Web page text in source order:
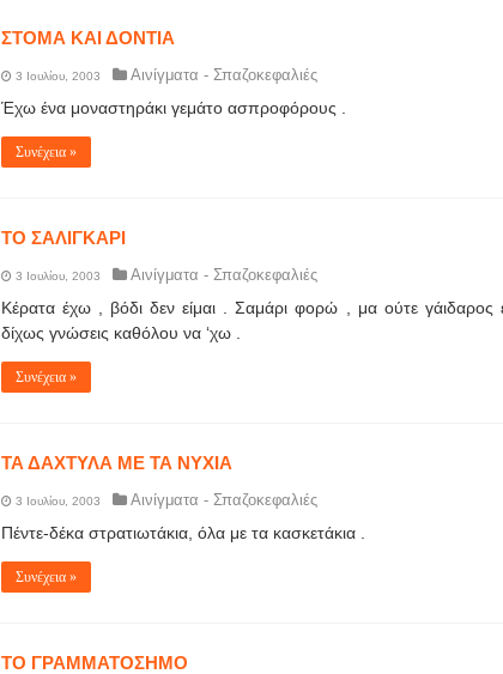
ΣΤΟΜΑ ΚΑΙ ΔΟΝΤΙΑ
3 Ιουλίου, 2003 Αινίγματα - Σπαζοκεφαλιές
Έχω ένα μοναστηράκι γεμάτο ασπροφόρους .
Συνέχεια »
ΤΟ ΣΑΛΙΓΚΑΡΙ
3 Ιουλίου, 2003 Αινίγματα - Σπαζοκεφαλιές
Κέρατα έχω , βόδι δεν είμαι . Σαμάρι φορώ , μα ούτε
δίχως γνώσεις καθόλου να ‘χω .
Συνέχεια »
ΤΑ ΔΑΧΤΥΛΑ ΜΕ ΤΑ ΝΥΧΙΑ
3 Ιουλίου, 2003 Αινίγματα - Σπαζοκεφαλιές
Πέντε-δέκα στρατιωτάκια, όλα με τα κασκετάκια .
Συνέχεια »
ΤΟ ΓΡΑΜΜΑΤΟΣΗΜΟ